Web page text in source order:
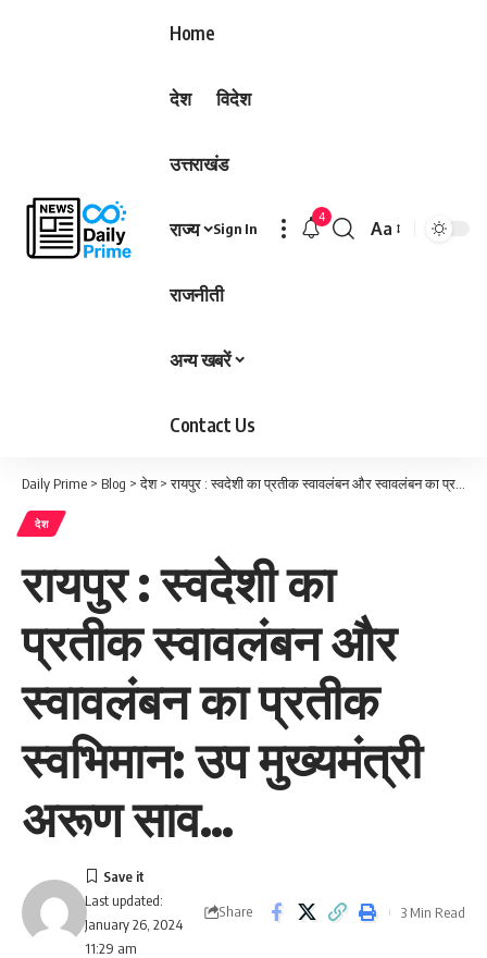
Home
देश विदेश
उत्तराखंड
राज्य
राजनीती
अन्य खबरें
Contact Us
Sign In
4
Font
Aa
Daily Prime > Blog >देश>रायपुर : स्वदेशी का प्रतीक स्वावलंबन और स्वावलंबन का प्रतीक स्वभिमान: उप मुख्यमंत्री अरूण साव…
देश
रायपुर : स्वदेशी का
प्रतीक स्वावलंबन और
स्वावलंबन का प्रतीक
स्वभिमान: उप मुख्यमंत्री
अरूण साव…
Last updated:
January 26, 2024
11:29 am
Share 3 Min Read